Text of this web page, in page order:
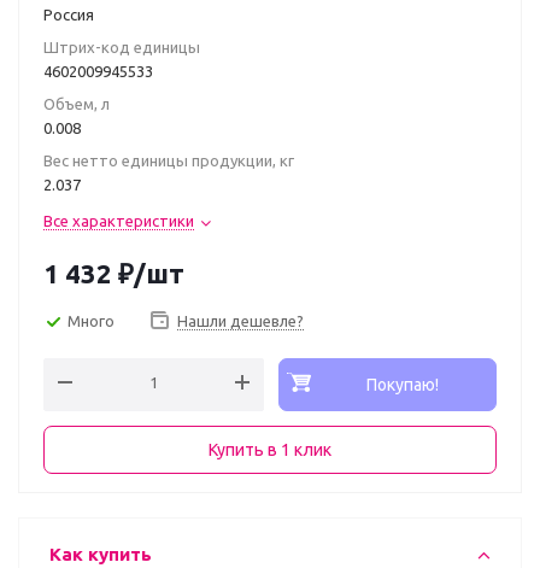
Poccия
Штрих-код единицы
4602009945533
Объем, л
0.008
Вес нетто единицы продукции, кг
2.037
Все характеристики
1 432 ₽/шт
Много Нашли дешевле?
Покупаю!
Купить в 1 клик
Как купить